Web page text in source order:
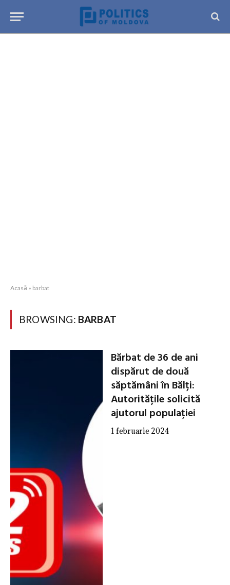
Acasă » barbat
BROWSING: BARBAT
Bărbat de 36 de ani
dispărut de două
săptămâni în Bălți:
Autoritățile solicită
ajutorul populației
1 februarie 2024